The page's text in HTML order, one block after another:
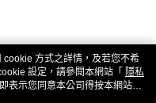
方式之詳情，及若您不希
設定，請參閱本網站「 隱私
表示您同意本公司得按本網站使